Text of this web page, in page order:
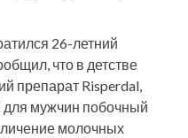
26-летний
что в детстве
препарат Risperdal,
мужчин побочный
молочных